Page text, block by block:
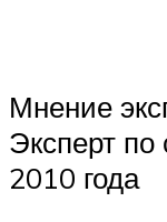
Мнение
Эксперт
2010 года